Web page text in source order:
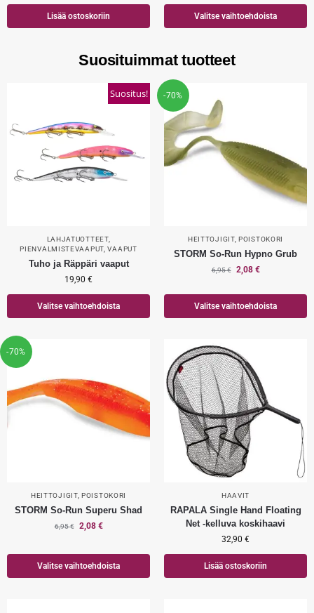
Lisää ostoskoriin Valitse vaihtoehdoista
Suosituimmat tuotteet
Suositus!
LAHJATUOTTEET,
PIENVALMISTEVAAPUT ,VAAPUT
Tuho ja Räppäri vaaput
19,90 €
Valitse vaihtoehdoista
-70%
HEITTOJIGIT,POISTOKORI
STORM So-Run Hypno Grub
6,95€ 2,08 €
Valitse vaihtoehdoista
-70%
HEITTOJIGIT,POISTOKORI
STORM So-Run Superu Shad
6,95€ 2,08 €
Valitse vaihtoehdoista
HAAVIT
RAPALA Single Hand Floating
Net -kelluva koskihaavi
32,90 €
Lisää ostoskoriin